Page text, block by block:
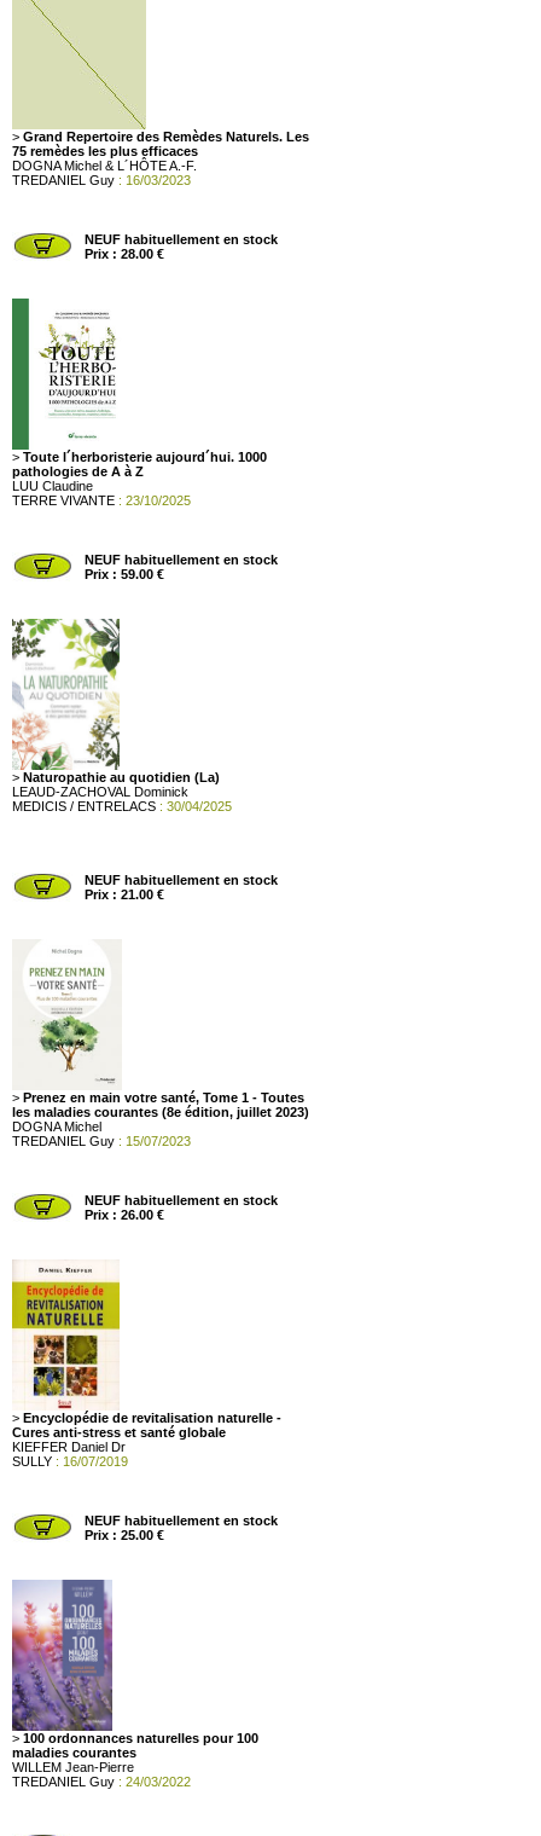
> Grand Repertoire des Remèdes Naturels. Les
75 remèdes les plus efficaces
DOGNA Michel & L´HÔTE A.-F.
TREDANIEL Guy : 16/03/2023
NEUF habituellement en stock
Prix : 28.00 €
> Toute l´herboristerie aujourd´hui. 1000
pathologies de A à Z
LUU Claudine
TERRE VIVANTE : 23/10/2025
NEUF habituellement en stock
Prix : 59.00 €
> Naturopathie au quotidien (La)
LEAUD-ZACHOVAL Dominick
MEDICIS / ENTRELACS : 30/04/2025
NEUF habituellement en stock
Prix : 21.00 €
> Prenez en main votre santé, Tome 1 - Toutes
les maladies courantes (8e édition, juillet 2023)
DOGNA Michel
TREDANIEL Guy : 15/07/2023
NEUF habituellement en stock
Prix : 26.00 €
> Encyclopédie de revitalisation naturelle -
Cures anti-stress et santé globale
KIEFFER Daniel Dr
SULLY : 16/07/2019
NEUF habituellement en stock
Prix : 25.00 €
> 100 ordonnances naturelles pour 100
maladies courantes
WILLEM Jean-Pierre
TREDANIEL Guy : 24/03/2022